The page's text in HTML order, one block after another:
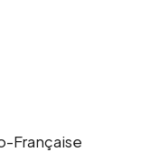
Française